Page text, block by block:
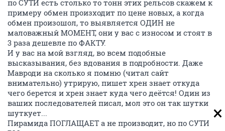
по СУТИ есть столько то тонн этих рельсов скажем к
примеру обмен произходит по цене новых, а когда
обмен произошол, то выявляется ОДИН не
маловажный МОМЕНТ, они у вас с износом и стоят в
3 раза дешевле по ФАКТУ.
И у вас на мой взгляд, во всем подобные
высказывания, без вдования в подробности. Даже
Мавроди на сколько я помню (читал сайт
внимательно) утрирую, пишет хрен знает откуда
чего берется и хрен знает куда чего деётся! Один из
ваших последователей писал, мол это он так шутки
шуткует...
Пирамида ПОГЛАЩАЕТ а не производит, но по СУТИ